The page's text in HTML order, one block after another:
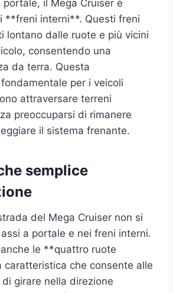
portale, il Mega Cruiser è
**freni interni**. Questi freni
lontano dalle ruote e più vicini
consentendo una
da terra. Questa
per i veicoli
attraversare terreni
preoccuparsi di rimanere
il sistema frenante.
semplice
del Mega Cruiser non si
a portale e nei freni interni.
le **quattro ruote
caratteristica che consente alle
girare nella direzione